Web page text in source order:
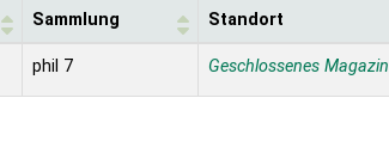
Sammlung Standort
phil 7 Geschlossenes Magazin